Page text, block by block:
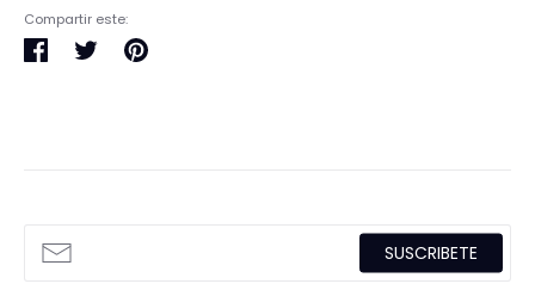
Compartir este:
Compartir
TuitearPinear
SUSCRIBETE